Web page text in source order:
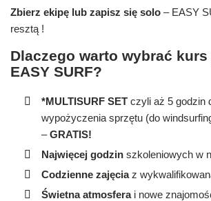
Zbierz ekipę lub zapisz się solo – EASY
resztą !
Dlaczego warto wybrać
EASY SURF?
*MULTISURF SET czyli aż 5 godzin
wypożyczenia sprzętu (do
–GRATIS!
Najwięcej godzin szkoleniowych w
Codzienne zajęciaz
Świetna atmosferai nowe